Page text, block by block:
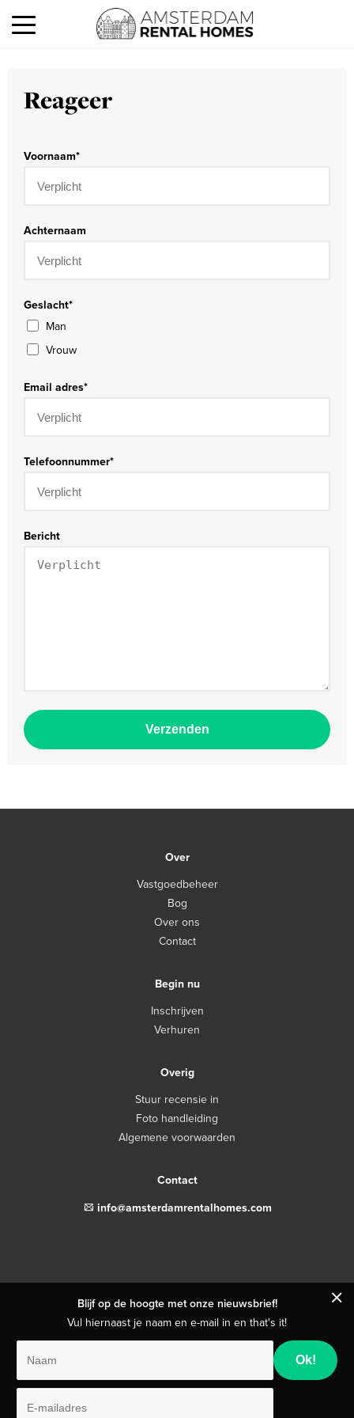
Reageer
Voornaam*
Achternaam
Geslacht*
Man
Vrouw
Email adres*
Telefoonnummer*
Bericht
Over
Vastgoedbeheer
Bog
Over ons
Contact
Begin nu
Inschrijven
Verhuren
Overig
Stuur recensie in
Foto handleiding
Algemene voorwaarden
Contact
email info@amsterdamrentalhomes.com
Blijf op de hoogte met onze nieuwsbrief!
Vul hiernaast je naam en e-mail in en that's it!
close